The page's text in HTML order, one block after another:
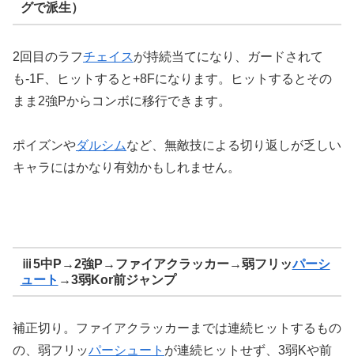
グで派生）
2回目のラフチェイスが持続当てになり、ガードされて
も-1F、ヒットすると+8Fになります。ヒットするとその
まま2強Pからコンボに移行できます。
ポイズンやダルシムなど、無敵技による切り返しが乏しい
キャラにはかなり有効かもしれません。
ⅲ5中P→2強P→ファイアクラッカー→弱フリッパーシ
ュート →3弱Kor前ジャンプ
補正切り。ファイアクラッカーまでは連続ヒットするもの
の、弱フリッパーシュート が連続ヒットせず、3弱Kや前